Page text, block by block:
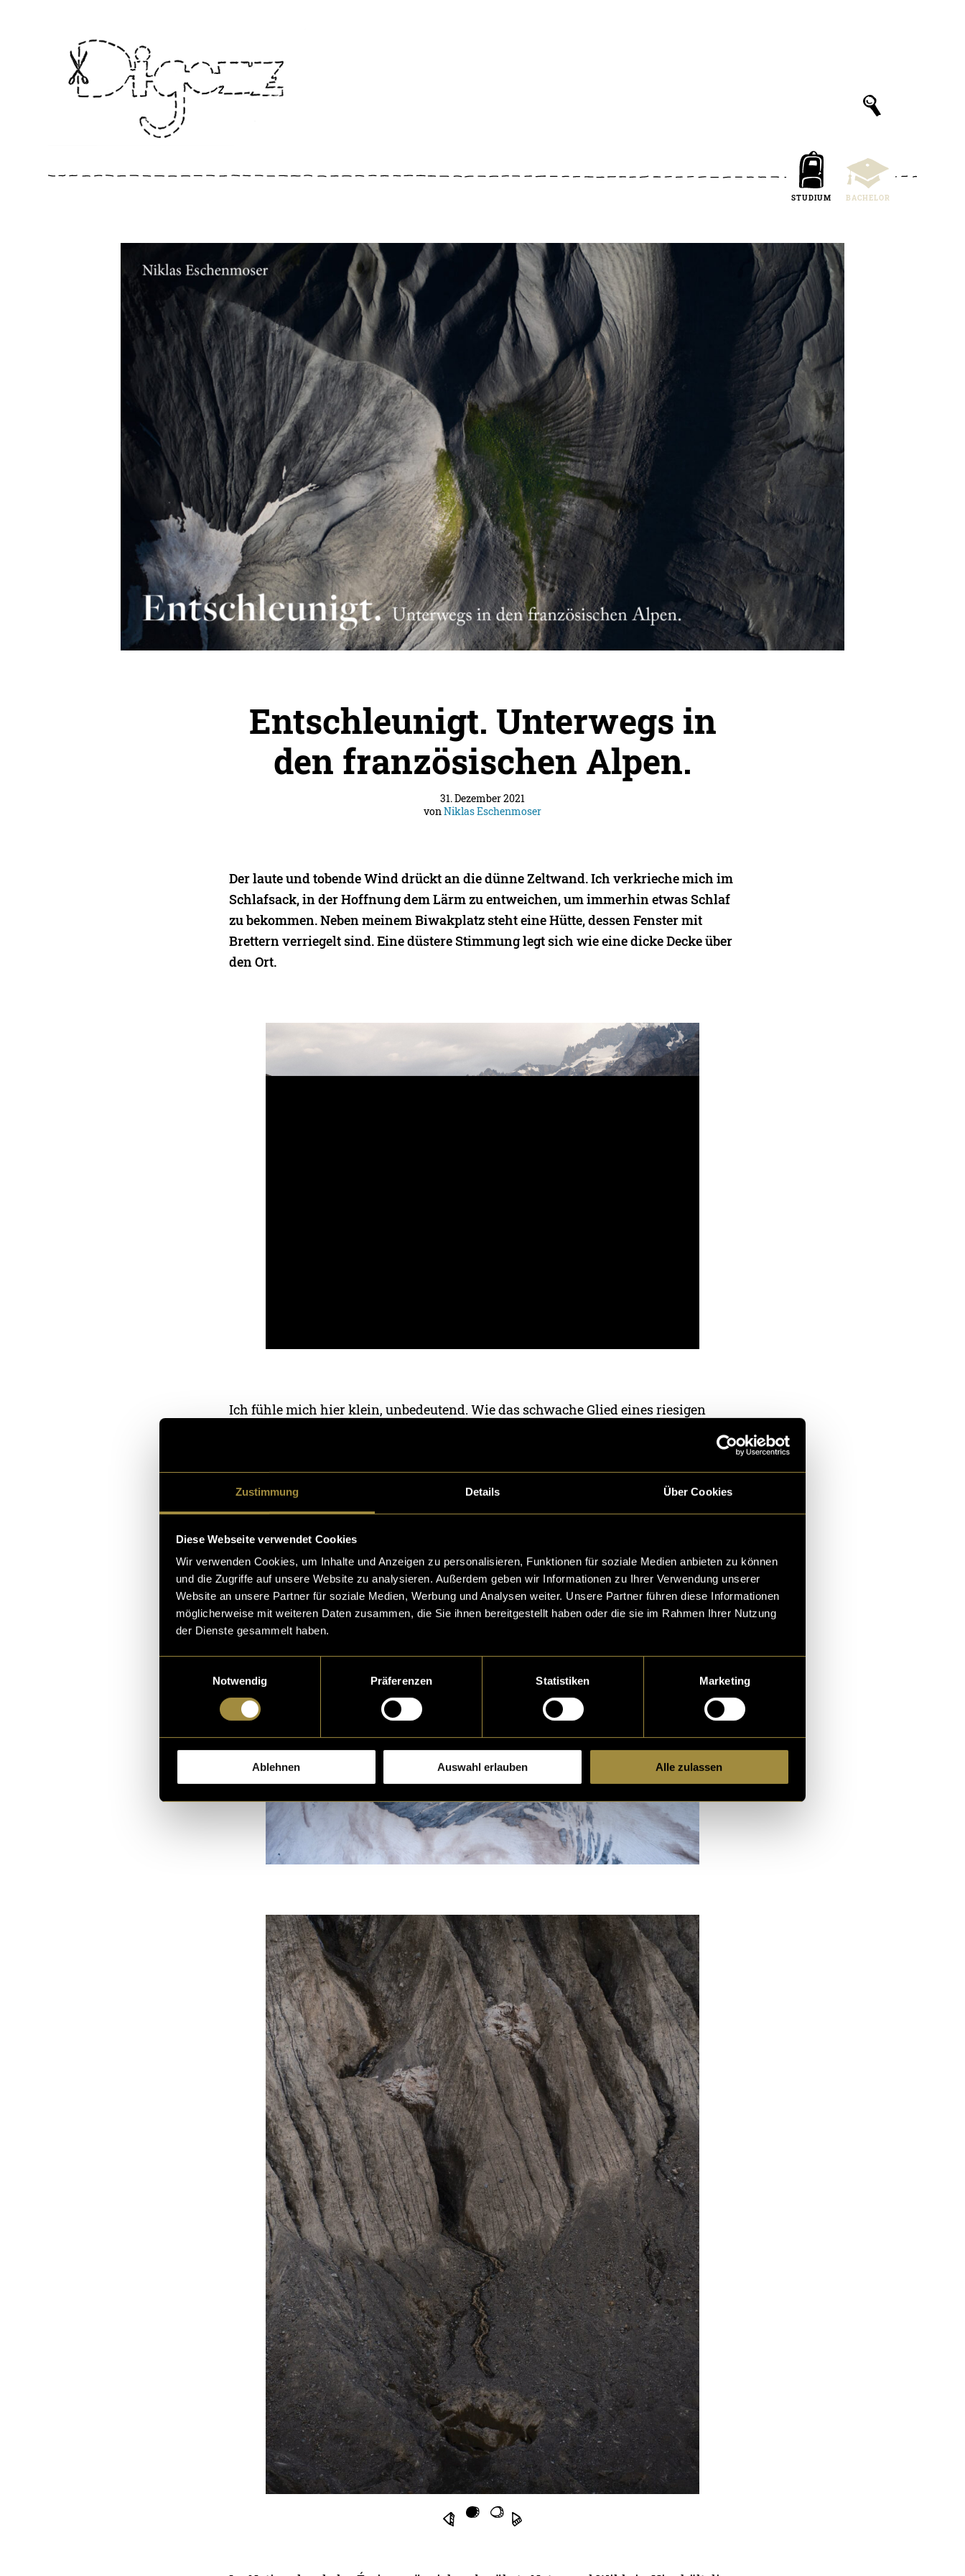
Zustimmung Details Über Cookies
Diese Webseite verwendet Cookies
Wir verwenden Cookies, um Inhalte und Anzeigen zu personalisieren, Funktionen für soziale Medien anbieten zu können
und die Zugriffe auf unsere Website zu analysieren. Außerdem geben wir Informationen zu Ihrer Verwendung unserer
Website an unsere Partner für soziale Medien, Werbung und Analysen weiter. Unsere Partner führen diese Informationen
möglicherweise mit weiteren Daten zusammen, die Sie ihnen bereitgestellt haben oder die sie im Rahmen Ihrer Nutzung
der Dienste gesammelt haben.
Notwendig
Präferenzen Statistiken Marketing
Ablehnen Auswahl erlauben Alle zulassen
STUDIUM BACHELOR
Entschleunigt. Unterwegs in
den französischen Alpen.
31. Dezember 2021
vonNiklas Eschenmoser
Der laute und tobende Wind drückt an die dünne Zeltwand. Ich verkrieche mich im
Schlafsack, in der Hoffnung dem Lärm zu entweichen, um immerhin etwas Schlaf
zu bekommen. Neben meinem Biwakplatz steht eine Hütte, dessen Fenster mit
Brettern verriegelt sind. Eine düstere Stimmung legt sich wie eine dicke Decke über
den Ort.
Ich fühle mich hier klein, unbedeutend. Wie das schwache Glied eines riesigen
Ich befinde mich tief in den französischen Alpen. Kein Empfang, kein Kontakt zur
Aussenwelt.